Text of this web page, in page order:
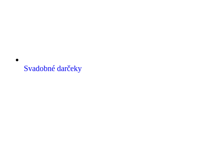
Svadobné darčeky